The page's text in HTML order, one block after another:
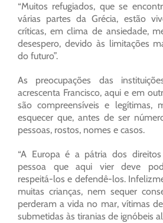
“Muitos refugiados, que se
várias partes da Grécia, estão
críticas, em clima de ansiedade,
desespero, devido às limitações
do futuro”.
As preocupações das
acrescenta Francisco, aqui e em
são compreensíveis e legítimas,
esquecer que, antes de ser
pessoas, rostos, nomes e casos.
“A Europa é a pátria dos
pessoa que aqui vier deve
respeitá-los e defendê-los.
muitas crianças, nem sequer
perderam a vida no mar, vítimas
submetidas às tiranias de ignóbeis